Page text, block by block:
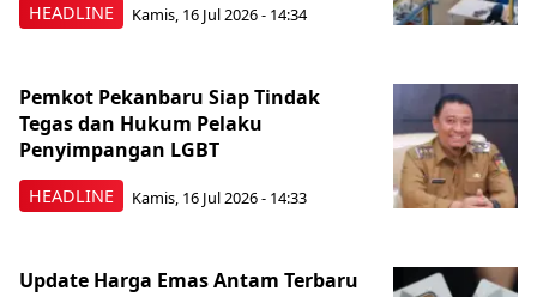
HEADLINE Kamis, 16 Jul 2026 - 14:34
HEADLINE
Pemkot Pekanbaru Siap Tindak
Tegas dan Hukum Pelaku
Penyimpangan LGBT
Kamis, 16 Jul 2026 - 14:33
Update Harga Emas Antam Terbaru